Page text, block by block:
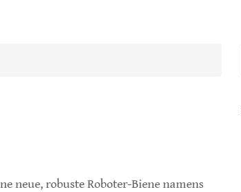
neue, robuste Roboter-Biene namens